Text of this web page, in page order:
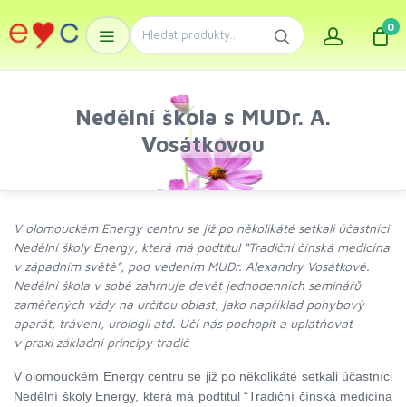
0
Nedělní škola s MUDr. A.
Vosátkovou
V olomouckém Energy centru se již po několikáté setkali účastníci
Nedělní školy Energy, která má podtitul “Tradiční čínská medicína
v západním světě”, pod vedením MUDr. Alexandry Vosátkové.
Nedělní škola v sobě zahrnuje devět jednodenních seminářů
zaměřených vždy na určitou oblast, jako například pohybový
aparát, trávení, urologii atd. Učí nás pochopit a uplatňovat
v praxi základní principy tradič
V olomouckém Energy centru se již po několikáté setkali účastníci
Nedělní školy Energy, která má podtitul “Tradiční čínská medicína